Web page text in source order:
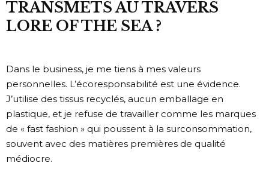
TRANSMETS AU TRAVERS
LORE OF THE SEA ?
Dans le business, je me tiens à mes valeurs
personnelles. L’écoresponsabilité est une évidence.
J’utilise des tissus recyclés, aucun emballage en
plastique, et je refuse de travailler comme les marques
de « fast fashion » qui poussent à la surconsommation,
souvent avec des matières premières de qualité
médiocre.